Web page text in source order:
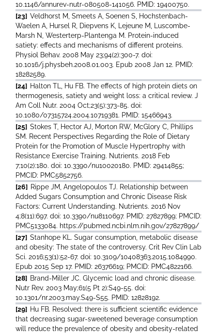
10.1146/annurev-nutr-080508-141056. PMID: 19400750.
[23] Veldhorst M, Smeets A, Soenen S, Hochstenbach-
Waelen A, Hursel R, Diepvens K, Lejeune M, Luscombe-
Marsh N, Westerterp-Plantenga M. Protein-induced
satiety: effects and mechanisms of different proteins.
Physiol Behav. 2008 May 23;94(2):300-7. doi:
10.1016/j.physbeh.2008.01.003. Epub 2008 Jan 12. PMID:
18282589.
[24] Halton TL, Hu FB. The effects of high protein diets on
thermogenesis, satiety and weight loss: a critical review. J
Am Coll Nutr. 2004 Oct;23(5):373-85. doi:
10.1080/07315724.2004.10719381. PMID: 15466943.
[25] Stokes T, Hector AJ, Morton RW, McGlory C, Phillips
SM. Recent Perspectives Regarding the Role of Dietary
Protein for the Promotion of Muscle Hypertrophy with
Resistance Exercise Training. Nutrients. 2018 Feb
7;10(2):180. doi: 10.3390/nu10020180. PMID: 29414855;
PMCID: PMC5852756.
[26] Rippe JM, Angelopoulos TJ. Relationship between
Added Sugars Consumption and Chronic Disease Risk
Factors: Current Understanding. Nutrients. 2016 Nov
4;8(11):697. doi: 10.3390/nu8110697. PMID: 27827899; PMCID:
PMC5133084. https://pubmed.ncbi.nlm.nih.gov/27827899/
[27] Stanhope KL. Sugar consumption, metabolic disease
and obesity: The state of the controversy. Crit Rev Clin Lab
Sci. 2016;53(1):52-67. doi: 10.3109/10408363.2015.1084990.
Epub 2015 Sep 17. PMID: 26376619; PMCID: PMC4822166.
[28] Brand-Miller JC. Glycemic load and chronic disease.
Nutr Rev. 2003 May;61(5 Pt 2):S49-55. doi:
10.1301/nr.2003.may.S49-S55. PMID: 12828192.
[29] Hu FB. Resolved: there is sufficient scientific evidence
that decreasing sugar-sweetened beverage consumption
will reduce the prevalence of obesity and obesity-related